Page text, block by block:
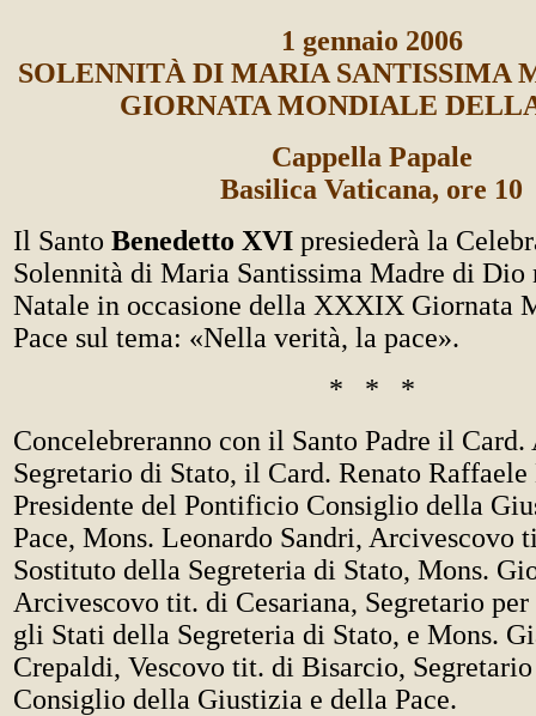
1 gennaio 2006
SOLENNITÀ DI MARIA SANTISSIMA
GIORNATA MONDIALE
Cappella Papale
Basilica Vaticana, ore 10
Il Santo Benedetto XVI presiederà la
Solennità di Maria Santissima Madre di Dio
Natale in occasione della XXXIX Giornata
Pace sul tema: «Nella verità, la pace».
* * *
Concelebreranno con il Santo Padre il Card.
Segretario di Stato, il Card. Renato
Presidente del Pontificio Consiglio della
Pace, Mons. Leonardo Sandri, Arcivescovo
Sostituto della Segreteria di Stato, Mons.
Arcivescovo tit. di Cesariana, Segretario
gli Stati della Segreteria di Stato, e Mons.
Crepaldi, Vescovo tit. di Bisarcio,
Consiglio della Giustizia e della Pace.